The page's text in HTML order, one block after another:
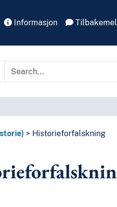
Informasjon
Historieforfalskning